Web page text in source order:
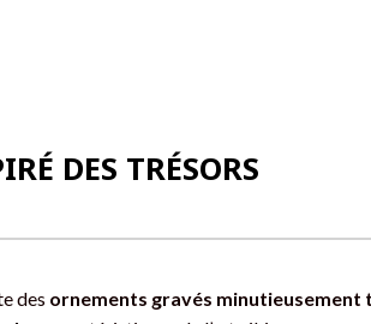
DES TRÉSORS
des ornements gravés minutieusement